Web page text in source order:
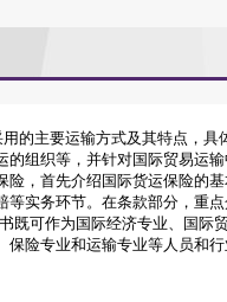
的主要运输方式及其特点，具
组织等，并针对国际贸易运
，首先介绍国际货运保险的
实务环节。在条款部分，重
既可作为国际经济专业、国际
险专业和运输专业等人员和行